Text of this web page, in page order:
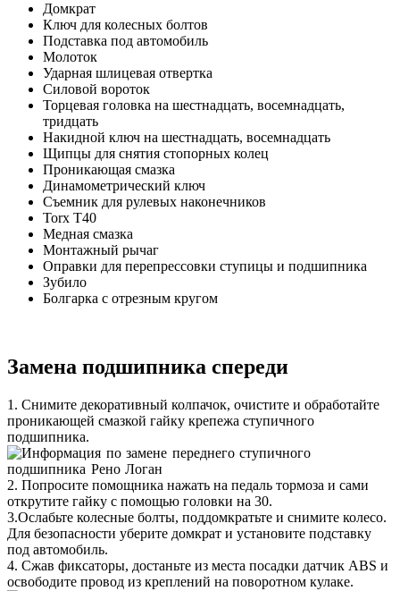
Домкрат
Ключ для колесных болтов
Подставка под автомобиль
Молоток
Ударная шлицевая отвертка
Силовой вороток
Торцевая головка на шестнадцать, восемнадцать,
тридцать
Накидной ключ на шестнадцать, восемнадцать
Щипцы для снятия стопорных колец
Проникающая смазка
Динамометрический ключ
Съемник для рулевых наконечников
Torx T40
Медная смазка
Монтажный рычаг
Оправки для перепрессовки ступицы и подшипника
Зубило
Болгарка с отрезным кругом
Замена подшипника спереди
1. Снимите декоративный колпачок, очистите и обработайте
проникающей смазкой гайку крепежа ступичного
подшипника.
2. Попросите помощника нажать на педаль тормоза и сами
открутите гайку с помощью головки на 30.
3.Ослабьте колесные болты, поддомкратьте и снимите колесо.
Для безопасности уберите домкрат и установите подставку
под автомобиль.
4. Сжав фиксаторы, достаньте из места посадки датчик ABS и
освободите провод из креплений на поворотном кулаке.